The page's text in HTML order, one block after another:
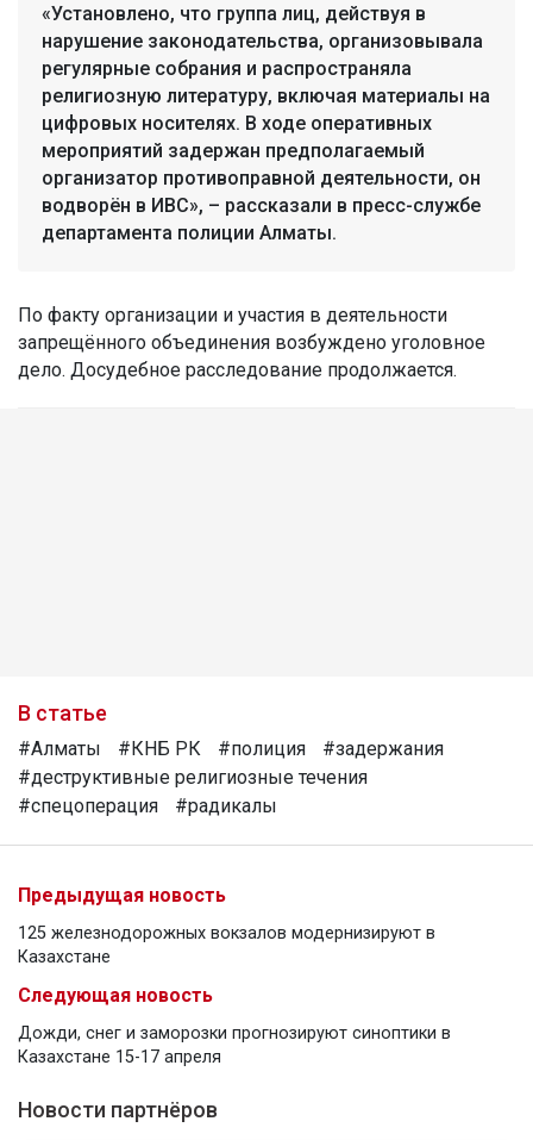
«Установлено, что группа лиц, действуя в
нарушение законодательства, организовывала
регулярные собрания и распространяла
религиозную литературу, включая материалы на
цифровых носителях. В ходе оперативных
мероприятий задержан предполагаемый
организатор противоправной деятельности, он
водворён в ИВС», – рассказали в пресс-службе
департамента полиции Алматы.
По факту организации и участия в деятельности
запрещённого объединения возбуждено уголовное
дело. Досудебное расследование продолжается.
В статье
#Алматы #КНБ РК #полиция
#задержания
#деструктивные религиозные течения
#спецоперация
#радикалы
Предыдущая новость
125 железнодорожных вокзалов модернизируют в
Казахстане
Следующая новость
Дожди, снег и заморозки прогнозируют синоптики в
Казахстане 15-17 апреля